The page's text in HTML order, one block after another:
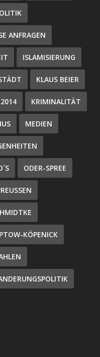
ANFRAGEN
ISLAMISIERUNG
KLAUS BEIER
KRIMINALITÄT
MEDIEN
ODER-SPREE
KÖPENICK